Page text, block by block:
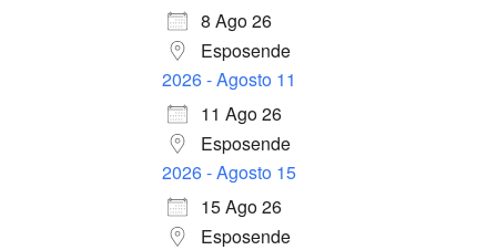
8 Ago 26
Esposende
2026 - Agosto 11
11 Ago 26
Esposende
2026 - Agosto 15
15 Ago 26
Esposende